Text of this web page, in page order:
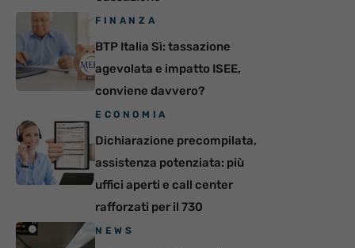
FINANZA
BTP Italia Sì: tassazione
agevolata e impatto ISEE,
conviene davvero?
ECONOMIA
Dichiarazione precompilata,
assistenza potenziata: più
uffici aperti e call center
rafforzati per il 730
NEWS